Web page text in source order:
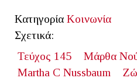
Κατηγορία Κοινωνία
Σχετικά:
Τεύχος 145
Μάρθα
Martha C Nussbaum